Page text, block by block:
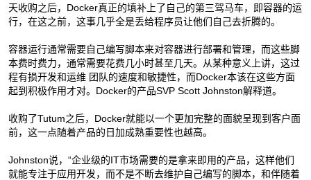
天收购之后，Docker真正的填补上了自己的第三驾马车，即容器的运
行，在这之前，这事几乎全是丢给程序员让他们自己去折腾的。
容器运行通常需要自己编写脚本来对容器进行部署和管理，而这些脚
本费时费力，通常需要花费几小时甚至几天。从某种意义上讲，这过
程有损开发和运维 团队的速度和敏捷性，而Docker本该在这些方面
起到积极作用才对。Docker的产品SVP Scott Johnston解释道。
收购了Tutum之后，Docker就能以一个更加完整的面貌呈现到客户面
前，这一点随着产品的日加成熟重要性也越高。
Johnston说，“企业级的IT市场需要的是拿来即用的产品，这样他们
就能专注于应用开发，而不是不断去维护自己编写的脚本，和伴随着